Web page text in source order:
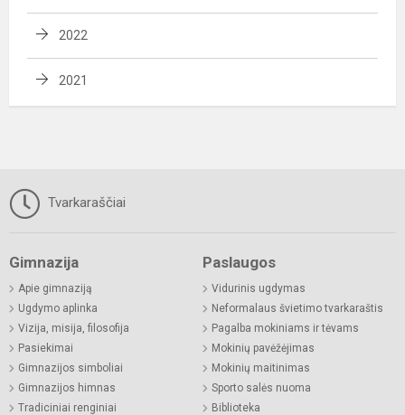
2022
2021
Tvarkaraščiai
Gimnazija
Apie gimnaziją
Ugdymo aplinka
Vizija, misija, filosofija
Pasiekimai
Gimnazijos simboliai
Gimnazijos himnas
Tradiciniai renginiai
Paslaugos
Vidurinis ugdymas
Neformalaus švietimo tvarkaraštis
Pagalba mokiniams ir tėvams
Mokinių pavėžėjimas
Mokinių maitinimas
Sporto salės nuoma
Biblioteka